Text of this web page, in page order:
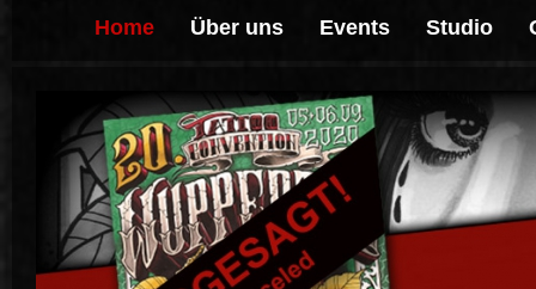
Home Über uns Events Studio